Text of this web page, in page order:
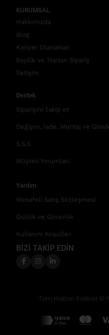
KURUMSAL
Hakkımızda
Blog
Kariyer Olanakları
Bayilik ve Toptan Sipariş
İletişim
Destek
Siparişini Takip et
Değişim, İade, Montaj ve
S.S.S
Müşteri Yorumları
Yardım
Mesafeli Satış Sözleşmesi
Gizlilik ve Güvenlik
Kullanım Koşulları
BİZİ TAKİP EDİN
Tüm Hakları Saklıdır ©